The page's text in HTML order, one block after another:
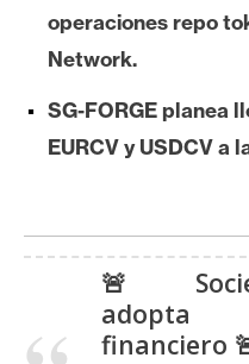
I
n
operaciones repo
Network.
SG-FORGE planea
EURCV y USDCV a
🚨
financiero